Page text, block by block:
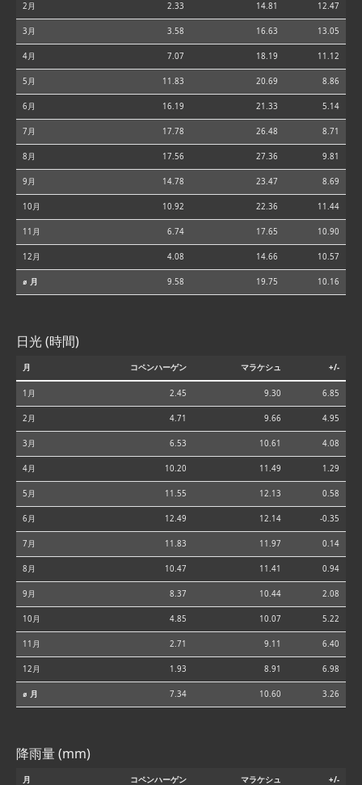
2月 2.33 14.81 12.47
3月 3.58 16.63 13.05
4月 7.07 18.19 11.12
5月 11.83 20.69 8.86
6月 16.19 21.33 5.14
7月 17.78 26.48 8.71
8月 17.56 27.36 9.81
9月 14.78 23.47 8.69
10月 10.92 22.36 11.44
11月 6.74 17.65 10.90
12月 4.08 14.66 10.57
⌀ 月 9.58 19.75 10.16
日光 (時間)
月 コペンハーゲン マラケシュ +/-
1月 2.45 9.30 6.85
2月 4.71 9.66 4.95
3月 6.53 10.61 4.08
4月 10.20 11.49 1.29
5月 11.55 12.13 0.58
6月 12.49 12.14 -0.35
7月 11.83 11.97 0.14
8月 10.47 11.41 0.94
9月 8.37 10.44 2.08
10月 4.85 10.07 5.22
11月 2.71 9.11 6.40
12月 1.93 8.91 6.98
⌀ 月 7.34 10.60 3.26
降雨量 (mm)
月 コペンハーゲン マラケシュ +/-